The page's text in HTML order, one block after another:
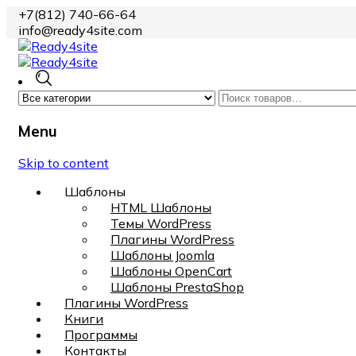
+7(812) 740-66-64
info@ready4site.com
Menu
Skip to content
Шаблоны
HTML Шаблоны
Темы WordPress
Плагины WordPress
Шаблоны Joomla
Шаблоны OpenCart
Шаблоны PrestaShop
Плагины WordPress
Книги
Программы
Контакты